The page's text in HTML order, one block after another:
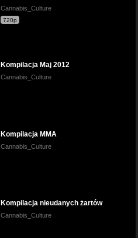
Cannabis_Culture
720p
Kompilacja Maj 2012
Cannabis_Culture
Kompilacja MMA
Cannabis_Culture
Kompilacja nieudanych żartów
Cannabis_Culture